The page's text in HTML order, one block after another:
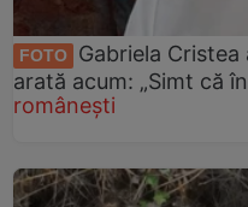
FOTO
Gabriela
arată acum: „Simt că
românești